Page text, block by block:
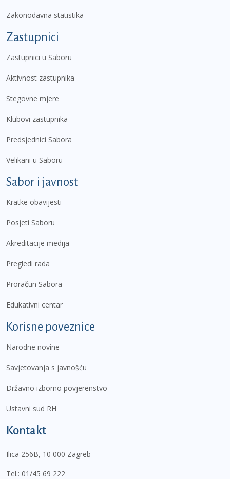
Zakonodavna statistika
Zastupnici
Zastupnici u Saboru
Aktivnost zastupnika
Stegovne mjere
Klubovi zastupnika
Predsjednici Sabora
Velikani u Saboru
Sabor i javnost
Kratke obavijesti
Posjeti Saboru
Akreditacije medija
Pregledi rada
Proračun Sabora
Edukativni centar
Korisne poveznice
Narodne novine
Savjetovanja s javnošću
Državno izborno povjerenstvo
Ustavni sud RH
Kontakt
Ilica 256B, 10 000 Zagreb
Tel.: 01/45 69 222